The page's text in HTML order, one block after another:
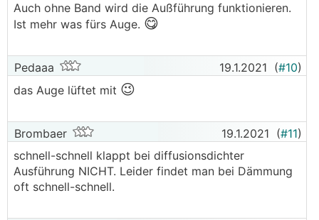
Auch ohne Band wird die Außführung funktionieren.
Ist mehr was fürs Auge. 😋
Pedaaa 19.1.2021 (#10)
das Auge lüftet mit 😉
Brombaer 19.1.2021 (#11)
schnell-schnell klappt bei diffusionsdichter
Ausführung NICHT. Leider findet man bei Dämmung
oft schnell-schnell.